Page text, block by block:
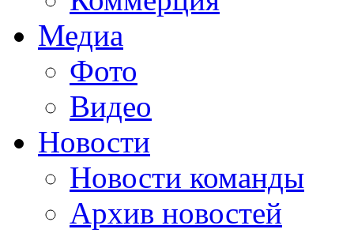
Медиа
Фото
Видео
Новости
Новости команды
Архив новостей